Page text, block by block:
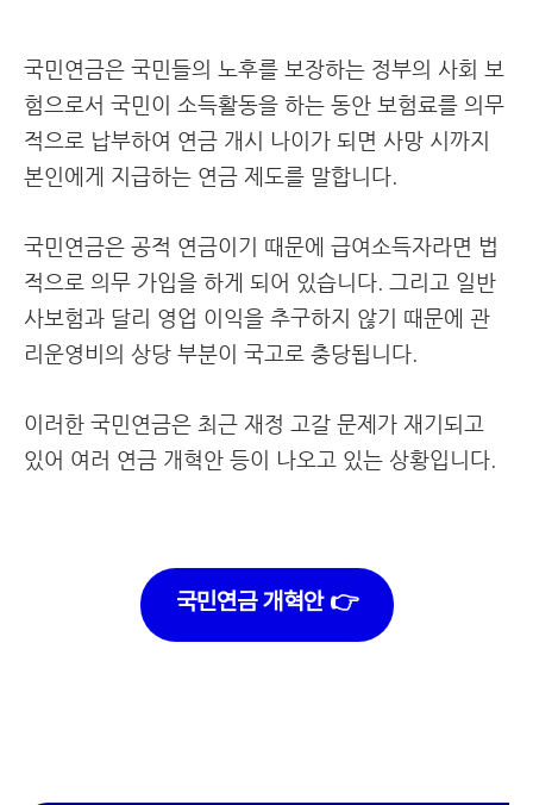
국민연금은 국민들의 노후를 보장하는 정부의 사회 보
험으로서 국민이 소득활동을 하는 동안 보험료를 의무
적으로 납부하여 연금 개시 나이가 되면 사망 시까지
본인에게 지급하는 연금 제도를 말합니다.
국민연금은 공적 연금이기 때문에 급여소득자라면 법
적으로 의무 가입을 하게 되어 있습니다. 그리고 일반
사보험과 달리 영업 이익을 추구하지 않기 때문에 관
리운영비의 상당 부분이 국고로 충당됩니다.
이러한 국민연금은 최근 재정 고갈 문제가 재기되고
있어 여러 연금 개혁안 등이 나오고 있는 상황입니다.
국민연금 개혁안 👉